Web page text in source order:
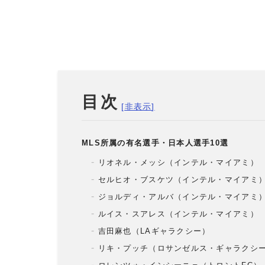
目次
MLS所属の有名選手・日本人選手10選
リオネル・メッシ（インテル・マイアミ）
セルヒオ・ブスケツ（インテル・マイアミ）
ジョルディ・アルバ（インテル・マイアミ）
ルイス・スアレス（インテル・マイアミ）
吉田麻也（LAギャラクシー）
リキ・プッチ（ロサンゼルス・ギャラクシー